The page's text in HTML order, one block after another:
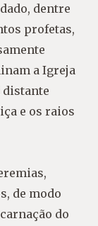
dentre
profetas,
a Igreja
distante
e os raios
de modo
do